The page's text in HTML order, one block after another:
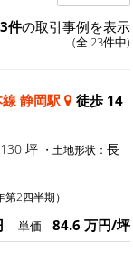
件の取引事例を表示
(全 23件中)
静岡駅
徒歩 14
130 坪 ・土地形状： 長
第2四半期）
単価 84.6 万円/坪